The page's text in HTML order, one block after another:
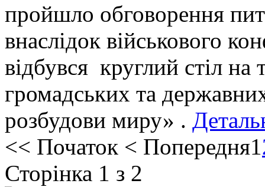
пройшло обговорення
внаслідок військового
відбувся круглий стіл на
громадських та
розбудови миру» .
<< Початок < Попередня1
Сторінка 1 з 2